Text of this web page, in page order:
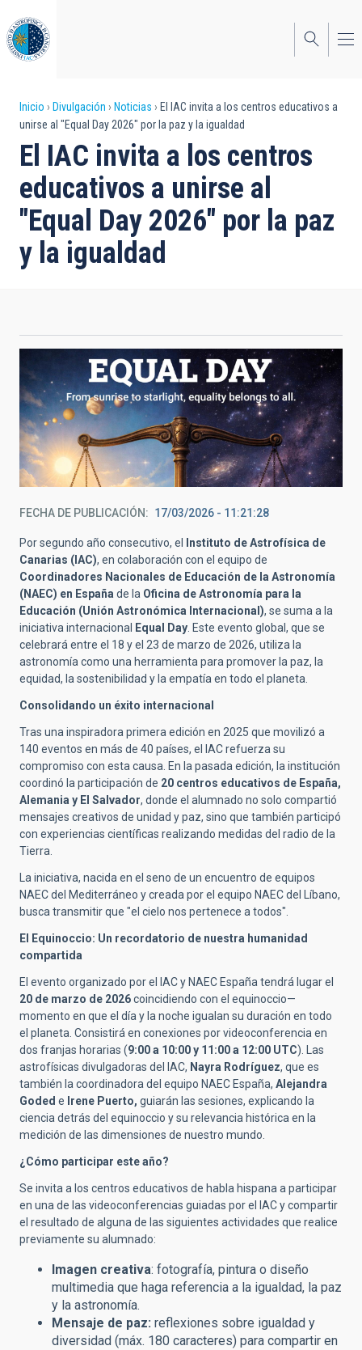
al
contenido
principal
Sobrescribir
enlaces
de
ayuda
a
la
Inicio Divulgación Noticias
El IAC invita a los centros educativos a
unirse al "Equal Day 2026" por la paz y la igualdad
El IAC invita a los centros
educativos a unirse al
"Equal Day 2026" por la paz
y la igualdad
FECHA DE PUBLICACIÓN 17/03/2026 - 11:21:28
Por segundo año consecutivo, el
Instituto de Astrofísica de
Canarias (IAC), en colaboración con el equipo de
Coordinadores Nacionales de Educación de la Astronomía
(NAEC) en Españade la Oficina de Astronomía para la
Educación (Unión Astronómica Internacional), se suma a la
iniciativa internacional Equal Day. Este evento global, que se
celebrará entre el 18 y el 23 de marzo de 2026, utiliza la
astronomía como una herramienta para promover la paz, la
equidad, la sostenibilidad y la empatía en todo el planeta.
Consolidando un éxito internacional
Tras una inspiradora primera edición en 2025 que movilizó a
140 eventos en más de 40 países, el IAC refuerza su
compromiso con esta causa. En la pasada edición, la institución
coordinó la participación de 20 centros educativos de España,
Alemania y El Salvador, donde el alumnado no solo compartió
mensajes creativos de unidad y paz, sino que también participó
con experiencias científicas realizando medidas del radio de la
Tierra.
La iniciativa, nacida en el seno de un encuentro de equipos
NAEC del Mediterráneo y creada por el equipo NAEC del Líbano,
busca transmitir que "el cielo nos pertenece a todos".
El Equinoccio: Un recordatorio de nuestra humanidad
compartida
El evento organizado por el IAC y NAEC España tendrá lugar el
20 de marzo de 2026coincidiendo con el equinoccio—
momento en que el día y la noche igualan su duración en todo
el planeta. Consistirá en conexiones por videoconferencia en
dos franjas horarias (9:00 a 10:00 y 11:00 a 12:00 UTC). Las
astrofísicas divulgadoras del IAC, Nayra Rodríguez, que es
también la coordinadora del equipo NAEC España, Alejandra
Goded e Irene Puerto, guiarán las sesiones, explicando la
ciencia detrás del equinoccio y su relevancia histórica en la
medición de las dimensiones de nuestro mundo.
¿Cómo participar este año?
Se invita a los centros educativos de habla hispana a participar
en una de las videoconferencias guiadas por el IAC y compartir
el resultado de alguna de las siguientes actividades que realice
previamente su alumnado:
Imagen creativa: fotografía, pintura o diseño
multimedia que haga referencia a la igualdad, la paz
y la astronomía.
Mensaje de paz: reflexiones sobre igualdad y
diversidad (máx. 180 caracteres) para compartir en